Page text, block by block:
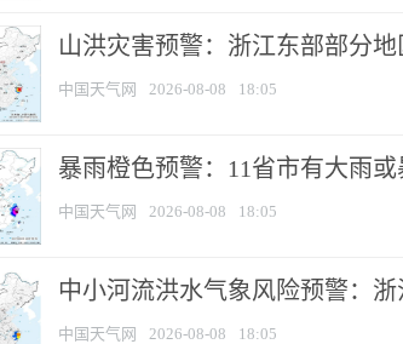
山洪灾害预警：浙江东部部分
中国天气网 2026-08-08 18:05
暴雨橙色预警：11省市有大雨
中国天气网 2026-08-08 18:05
中小河流洪水气象风险预警：
中国天气网 2026-08-08 18:05